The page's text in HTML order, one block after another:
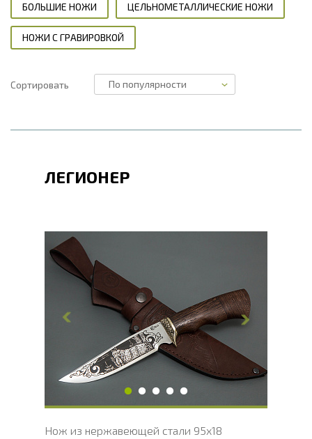
БОЛЬШИЕ НОЖИ ЦЕЛЬНОМЕТАЛЛИЧЕСКИЕ НОЖИ
НОЖИ С ГРАВИРОВКОЙ
Сортировать
ЛЕГИОНЕР
Общая длина, мм
Длина клинка, мм
Ширина клинка, мм
32.4
Толщина обуха, мм
2.4
Ширина рукояти, мм
30.6
Длина рукояти, мм
Толщина рукояти, мм
22.7
Твердость клинка, HRC
56 - 58 HRC
Нож из нержавеющей стали 95х18